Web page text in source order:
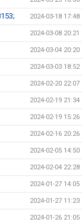
2024-03-18 17:48
2024-03-08 20:21
2024-03-04 20:20
2024-03-03 18:52
2024-02-20 22:07
2024-02-19 21:34
2024-02-19 15:26
2024-02-16 20:26
2024-02-05 14:50
2024-02-04 22:28
2024-01-27 14:05
2024-01-27 11:23
2024-01-26 21:05